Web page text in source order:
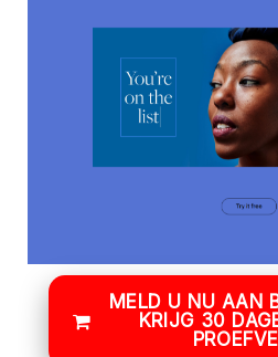
MELD U NU AAN
KRIJG 30